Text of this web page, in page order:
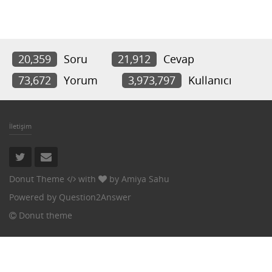
20,359 Soru 21,912
Cevap
73,672
Yorum 3,973,797 Kullanıcı
İletişim
Donut Theme with by Amiya Sahu
Powered by Question2Answer
Donut theme